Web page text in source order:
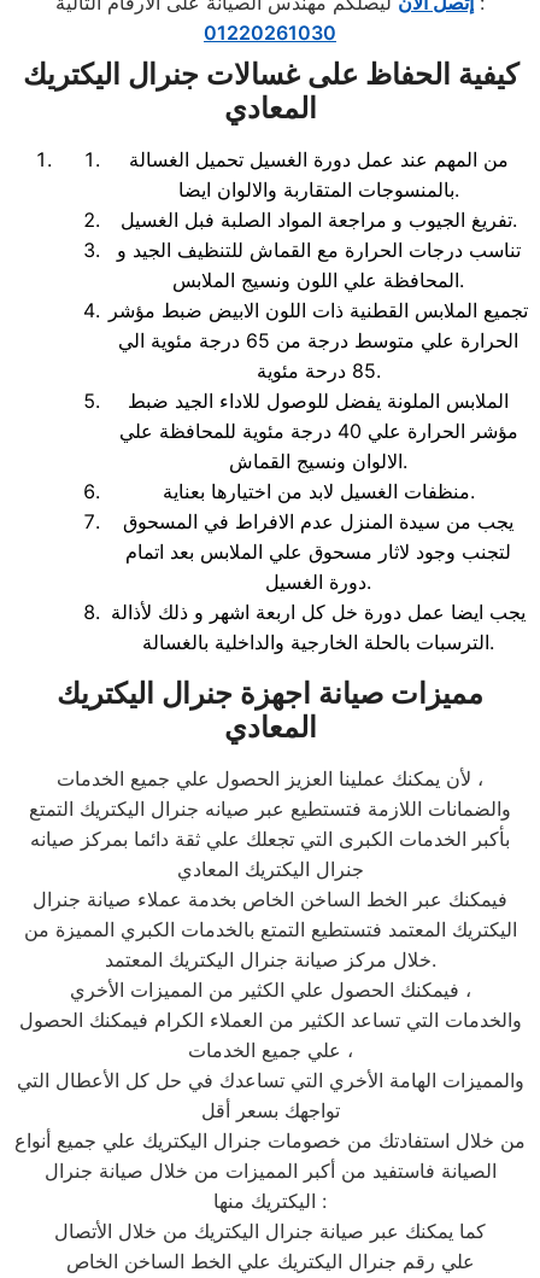
01220261030
كيفية الحفاظ على غسالات جنرال اليكتريك
المعادي
من المهم عند عمل دورة الغسيل تحميل الغسالة
بالمنسوجات المتقاربة والالوان ايضا.
تفريغ الجيوب و مراجعة المواد الصلبة فبل الغسيل.
تناسب درجات الحرارة مع القماش للتنظيف الجيد و
المحافظة علي اللون ونسيج الملابس.
تجميع الملابس القطنية ذات اللون الابيض ضبط مؤشر
الحرارة علي متوسط درجة من 65 درجة مئوية الي
85 درحة مئوية.
الملابس الملونة يفضل للوصول للاداء الجيد ضبط
مؤشر الحرارة علي 40 درجة مئوية للمحافظة علي
الالوان ونسيج القماش.
منظفات الغسيل لابد من اختيارها بعناية.
يجب من سيدة المنزل عدم الافراط في المسحوق
لتجنب وجود لاثار مسحوق علي الملابس بعد اتمام
دورة الغسيل.
يجب ايضا عمل دورة خل كل اربعة اشهر و ذلك لأذالة
الترسبات بالحلة الخارجية والداخلية بالغسالة.
مميزات صيانة اجهزة جنرال اليكتريك
المعادي
لأن يمكنك عملينا العزيز الحصول علي جميع الخدمات ،
والضمانات اللازمة فتستطيع عبر صيانه جنرال اليكتريك التمتع
بأكبر الخدمات الكبرى التي تجعلك علي ثقة دائما بمركز صيانه
جنرال اليكتريك المعادي
فيمكنك عبر الخط الساخن الخاص بخدمة عملاء صيانة جنرال
اليكتريك المعتمد فتستطيع التمتع بالخدمات الكبري المميزة من
خلال مركز صيانة جنرال اليكتريك المعتمد.
فيمكنك الحصول علي الكثير من المميزات الأخري ،
والخدمات التي تساعد الكثير من العملاء الكرام فيمكنك الحصول
علي جميع الخدمات ،
والمميزات الهامة الأخري التي تساعدك في حل كل الأعطال التي
تواجهك بسعر أقل
من خلال استفادتك من خصومات جنرال اليكتريك علي جميع أنواع
الصيانة فاستفيد من أكبر المميزات من خلال صيانة جنرال
اليكتريك منها :
كما يمكنك عبر صيانة جنرال اليكتريك من خلال الأتصال
علي رقم جنرال اليكتريك علي الخط الساخن الخاص